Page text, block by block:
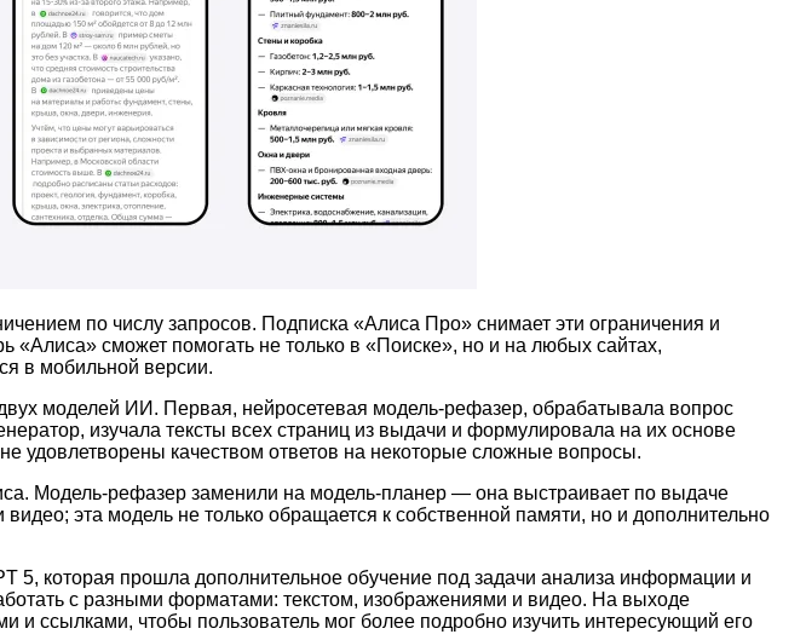
по числу запросов. Подписка «Алиса Про» снимает эти ограничения и
сможет помогать не только в «Поиске», но и на любых сайтах,
в мобильной версии.
моделей ИИ. Первая, нейросетевая модель-рефазер, обрабатывала вопрос
изучала тексты всех страниц из выдачи и формулировала на их основе
удовлетворены качеством ответов на некоторые сложные вопросы.
Модель-рефазер заменили на модель-планер — она выстраивает по выдаче
эта модель не только обращается к собственной памяти, но и дополнительно
5, которая прошла дополнительное обучение под задачи анализа информации и
с разными форматами: текстом, изображениями и видео. На выходе
ссылками, чтобы пользователь мог более подробно изучить интересующий его